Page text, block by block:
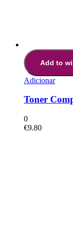
Add to
Adicionar
Toner
0
€9.80